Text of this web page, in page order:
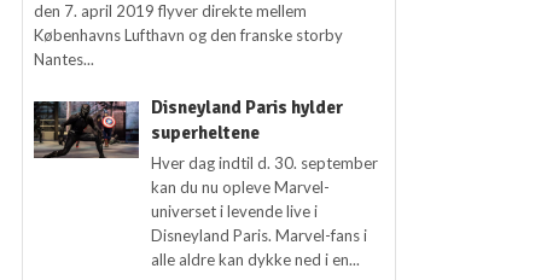
den 7. april 2019 flyver direkte mellem
Københavns Lufthavn og den franske storby
Nantes...
Disneyland Paris hylder
superheltene
Hver dag indtil d. 30. september
kan du nu opleve Marvel-
universet i levende live i
Disneyland Paris. Marvel-fans i
alle aldre kan dykke ned i en...